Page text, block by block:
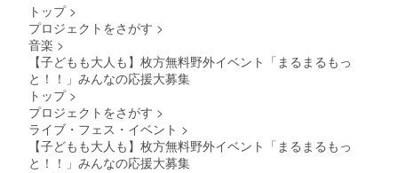
トップ >
プロジェクトをさがす >
音楽 >
【子どもも大人も】枚方無料野外イベント「まるまるもっ
と︎！！」みんなの応援大募集
トップ >
プロジェクトをさがす >
ライブ・フェス・イベント >
【子どもも大人も】枚方無料野外イベント「まるまるもっ
と︎！！」みんなの応援大募集